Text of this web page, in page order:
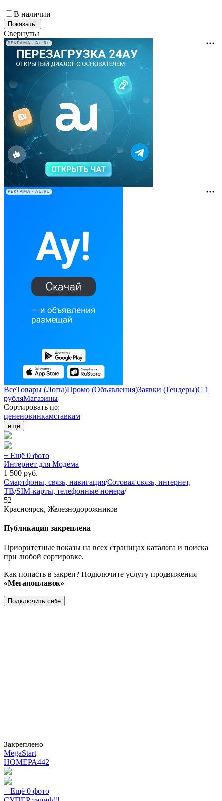
В наличии
Свернуть↑
РЕКЛАМА • AU.RU
РЕКЛАМА • AU.RU
ВсеТовары (Лоты)Промо (Объявления)Заявки (Тендеры)С 1
рубляМагазины
Сортировать по:
цененовинкамставкам
ещё
+ Ещё 0 фото
Интернет для Модема
1 500 руб.
Смартфоны, связь, навигация/Сотовая связь, интернет,
ТВ/SIM-карты, телефонные номера/
52
Красноярск, Железнодорожников
Публикация закреплена
Приоритетные показы на всех страницах каталога и поиска
при любой сортировке.
Как попасть в закреп? Подключите услугу продвижения
«Мегапоплавок»
Подключить себе
Закреплено
MegaStart
НОМЕРА442
+ Ещё 0 фото